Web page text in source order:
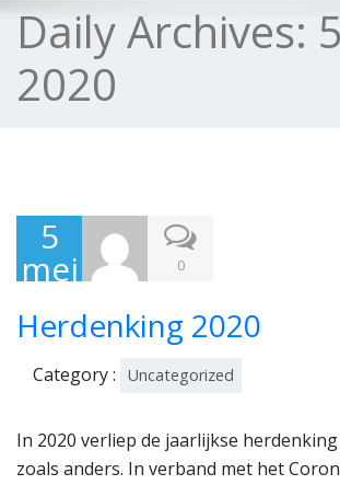
Daily Archives:
2020
5
mei
0
0
Herdenking 2020
Category : Uncategorized
In 2020 verliep de jaarlijkse
zoals anders. In verband met het